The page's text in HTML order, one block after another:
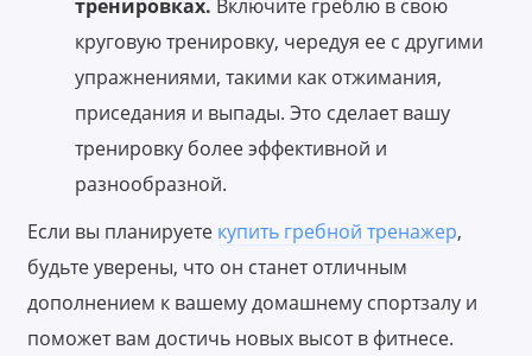
тренировках. Включите греблю в свою
круговую тренировку, чередуя ее с другими
упражнениями, такими как отжимания,
приседания и выпады. Это сделает вашу
тренировку более эффективной и
разнообразной.
Если вы планируете купить гребной тренажер,
будьте уверены, что он станет отличным
дополнением к вашему домашнему спортзалу и
поможет вам достичь новых высот в фитнесе.